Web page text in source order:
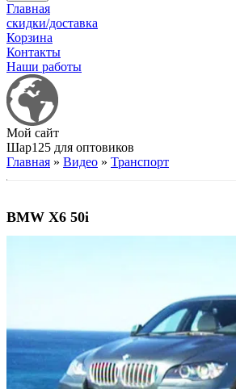
Главная
скидки/доставка
Корзина
Контакты
Наши работы
Мой сайт
Шар125 для оптовиков
Главная » Видео » Транспорт
BMW X6 50i